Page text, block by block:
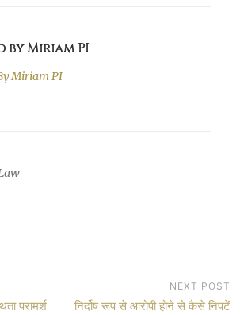
by Miriam PI
Miriam PI
परामर्श
NEXT POST
निर्दोष रूप से आरोपी होने से कैसे निपटें